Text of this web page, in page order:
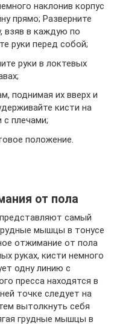
наклонив корпус
прямо; Разверните
взяв в каждую по
руки перед собой;
руки в локтевых
поднимая их вверх и
кисти на
с плечами;
положение.
от пола
самый
мышцы в тонусе
отжимание от пола
руках, кисти немного
одну линию с
пресса находятся в
точке следует на
вытолкнуть себя
грудные мышцы в